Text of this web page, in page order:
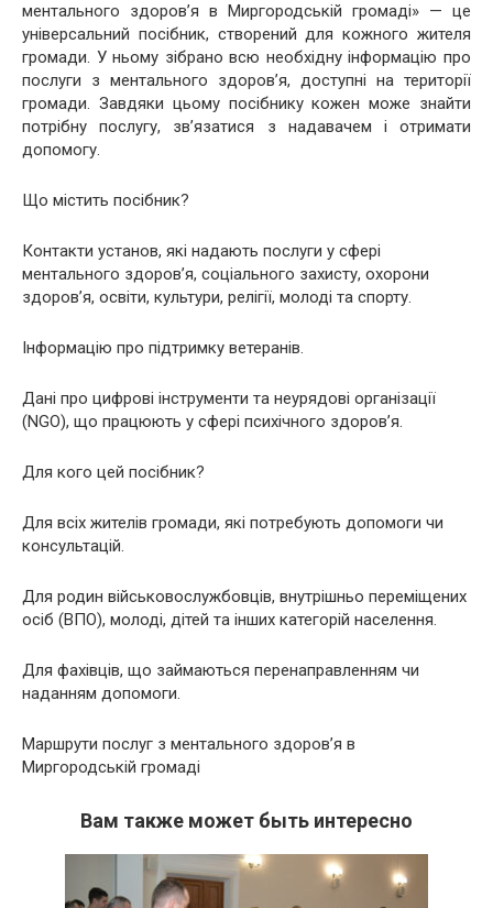
ментального здоров’я в Миргородській громаді» — це
універсальний посібник, створений для кожного жителя
громади. У ньому зібрано всю необхідну інформацію про
послуги з ментального здоров’я, доступні на території
громади. Завдяки цьому посібнику кожен може знайти
потрібну послугу, зв’язатися з надавачем і отримати
допомогу.
Що містить посібник?
Контакти установ, які надають послуги у сфері
ментального здоров’я, соціального захисту, охорони
здоров’я, освіти, культури, релігії, молоді та спорту.
Інформацію про підтримку ветеранів.
Дані про цифрові інструменти та неурядові організації
(NGO), що працюють у сфері психічного здоров’я.
Для кого цей посібник?
Для всіх жителів громади, які потребують допомоги чи
консультацій.
Для родин військовослужбовців, внутрішньо переміщених
осіб (ВПО), молоді, дітей та інших категорій населення.
Для фахівців, що займаються перенаправленням чи
наданням допомоги.
Маршрути послуг з ментального здоров’я в
Миргородській громаді
Вам также может быть интересно